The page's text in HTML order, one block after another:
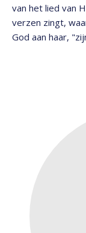
van het lied van
verzen zingt,
God aan haar,